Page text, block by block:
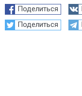
Поделиться
Поделиться